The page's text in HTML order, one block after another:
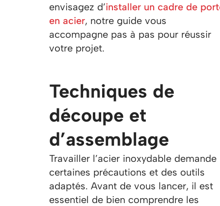
envisagez d’installer un cadre de
en acier, notre guide vous
accompagne pas à pas pour réussir
votre projet.
Techniques de
découpe et
d’assemblage
Travailler l’acier inoxydable demande
certaines précautions et des outils
adaptés. Avant de vous lancer, il est
essentiel de bien comprendre les